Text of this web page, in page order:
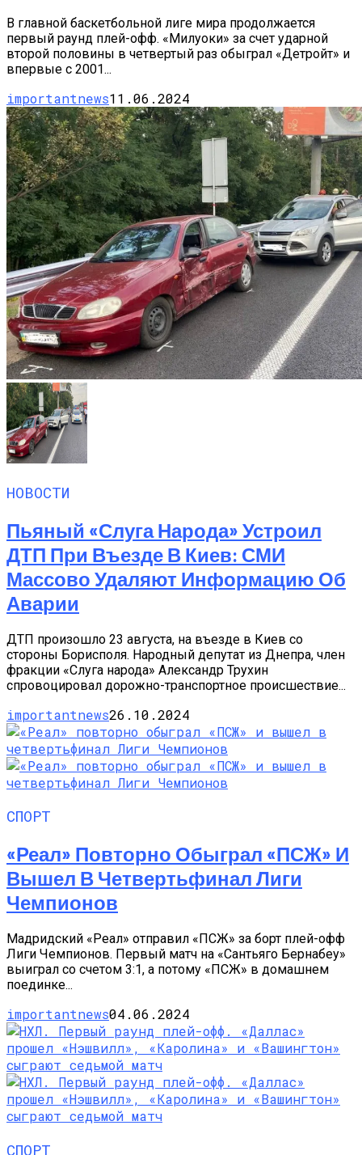
В главной баскетбольной лиге мира продолжается
первый раунд плей-офф. «Милуоки» за счет ударной
второй половины в четвертый раз обыграл «Детройт» и
впервые с 2001...
importantnews11.06.2024
НОВОСТИ
Пьяный «слуга Народа» Устроил
ДТП При Въезде В Киев: СМИ
Массово Удаляют Информацию Об
Аварии
ДТП произошло 23 августа, на въезде в Киев со
стороны Борисполя. Народный депутат из Днепра, член
фракции «Слуга народа» Александр Трухин
спровоцировал дорожно-транспортное происшествие...
importantnews26.10.2024
СПОРТ
«Реал» Повторно Обыграл «ПСЖ» И
Вышел В Четвертьфинал Лиги
Чемпионов
Мадридский «Реал» отправил «ПСЖ» за борт плей-офф
Лиги Чемпионов. Первый матч на «Сантьяго Бернабеу»
выиграл со счетом 3:1, а потому «ПСЖ» в домашнем
поединке...
importantnews04.06.2024
СПОРТ